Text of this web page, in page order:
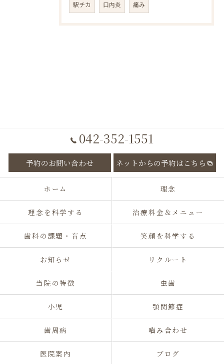
駅チカ 口内炎 痛み
042-352-1551
予約のお問い合わせ ネットからの予約はこちら
ホーム 理念
理念を科学する 治療料金＆メニュー
歯科の課題・盲点 笑顔を科学する
お知らせ リクルート
当院の特徴 虫歯
小児 顎関節症
歯周病 嚙み合わせ
医院案内 ブログ